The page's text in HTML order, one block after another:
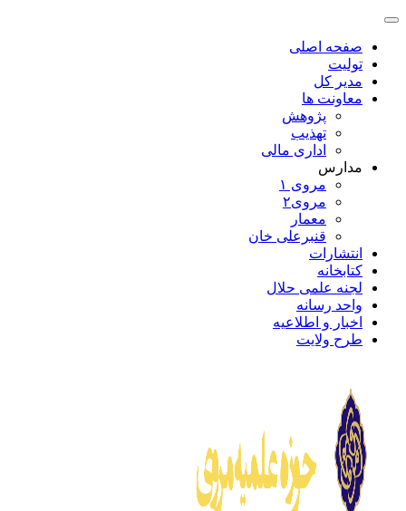
صفحه اصلی
تولیت
مدیر کل
معاونت ها
پژوهش
تهذیب
اداری مالی
مدارس
مروی ۱
مروی۲
معمار
قنبرعلی خان
انتشارات
کتابخانه
لجنه علمی حلال
واحد رسانه
اخبار و اطلاعیه
طرح ولایت